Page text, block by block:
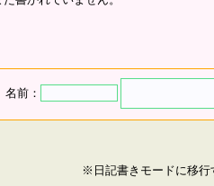
名前：
※日記書きモードに移行